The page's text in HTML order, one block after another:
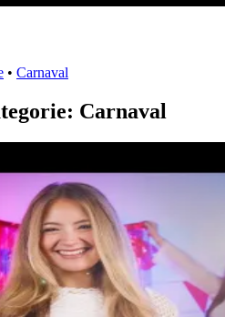
• Carnaval
Carnaval